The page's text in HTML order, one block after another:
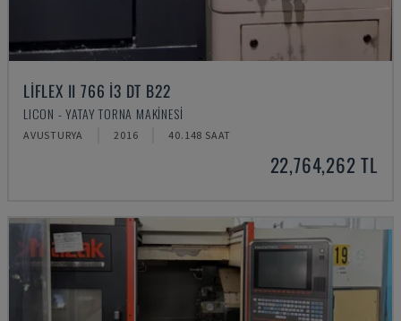
LIFLEX II 766 I3 DT B22
LICON - YATAY TORNA MAKINESI
AVUSTURYA 2016 40.148 SAAT
22,764,262 TL